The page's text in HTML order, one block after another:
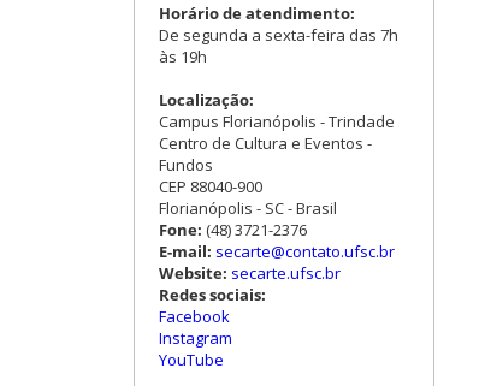
Horário de atendimento:
De segunda a sexta-feira das 7h
às 19h
Localização:
Campus Florianópolis - Trindade
Centro de Cultura e Eventos -
Fundos
CEP 88040-900
Florianópolis - SC - Brasil
Fone: (48) 3721-2376
E-mail: secarte@contato.ufsc.br
Website: secarte.ufsc.br
Redes sociais:
Facebook
Instagram
YouTube